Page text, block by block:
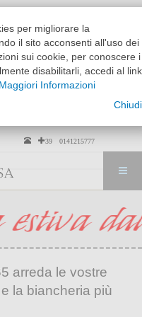
POMERIGGIO
15:30 - 19:30
solo su
appuntamento
+39 0141215777
01
arreda le vostre
la biancheria più
per migliorare la
il sito acconsenti all'uso dei
sui cookie, per conoscere i
disabilitarli, accedi al link
Maggiori Informazioni
Chiudi